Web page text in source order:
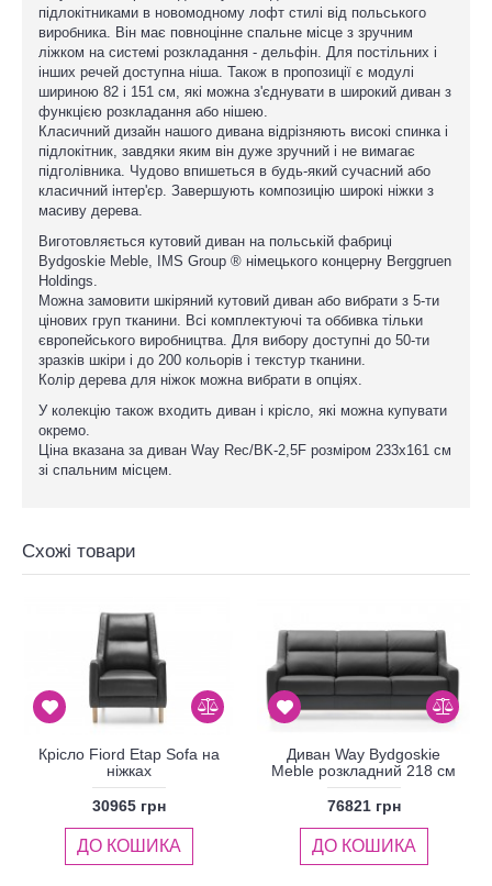
підлокітниками в новомодному лофт стилі від польського
виробника. Він має повноцінне спальне місце з зручним
ліжком на системі розкладання - дельфін. Для постільних і
інших речей доступна ніша. Також в пропозиції є модулі
шириною 82 і 151 см, які можна з'єднувати в широкий диван з
функцією розкладання або нішею.
Класичний дизайн нашого дивана відрізняють високі спинка і
підлокітник, завдяки яким він дуже зручний і не вимагає
підголівника. Чудово впишеться в будь-який сучасний або
класичний інтер'єр. Завершують композицію широкі ніжки з
масиву дерева.
Виготовляється кутовий диван на польській фабриці
Bydgoskie Meble, IMS Group ® німецького концерну Berggruen
Holdings.
Можна замовити шкіряний кутовий диван або вибрати з 5-ти
цінових груп тканини. Всі комплектуючі та оббивка тільки
європейського виробництва. Для вибору доступні до 50-ти
зразків шкіри і до 200 кольорів і текстур тканини.
Колір дерева для ніжок можна вибрати в опціях.
У колекцію також входить диван і крісло, які можна купувати
окремо.
Ціна вказана за диван Way Rec/BK-2,5F розміром 233х161 см
зі спальним місцем.
Схожі товари
Крісло Fiord Etap Sofa на
ніжках
30965 грн
ДО КОШИКА
Диван Way Bydgoskie
Meble розкладний 218 см
76821 грн
ДО КОШИКА